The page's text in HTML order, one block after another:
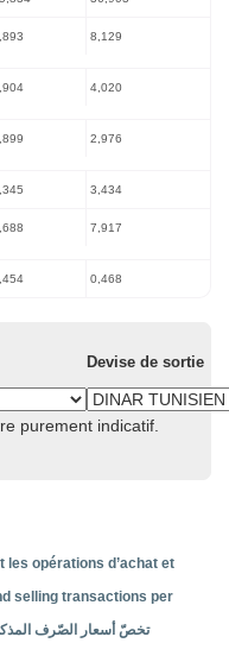
8,129
4,020
2,976
3,434
7,917
0,468
Devise de sortie
purement indicatif.
opérations d’achat et
selling transactions per
تخصّ أسعار الصّرف